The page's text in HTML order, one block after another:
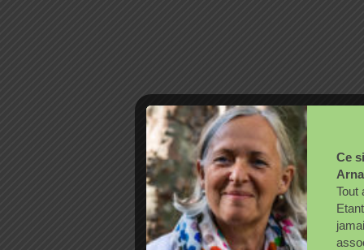
Ce
Tout